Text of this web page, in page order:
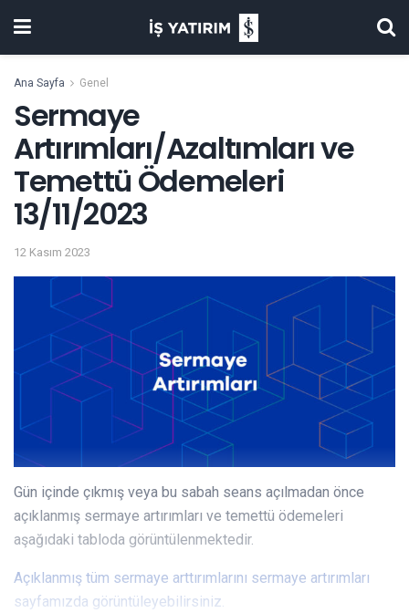
Ana Sayfa Genel
Sermaye
Artırımları/Azaltımları ve
Temettü Ödemeleri
13/11/2023
12 Kasım 2023
Gün içinde çıkmış veya bu sabah seans açılmadan önce
açıklanmış sermaye artırımları ve temettü ödemeleri
aşağıdaki tabloda görüntülenmektedir.
Açıklanmış tüm sermaye arttırımlarını sermaye artırımları
sayfamızda görüntüleyebilirsiniz.